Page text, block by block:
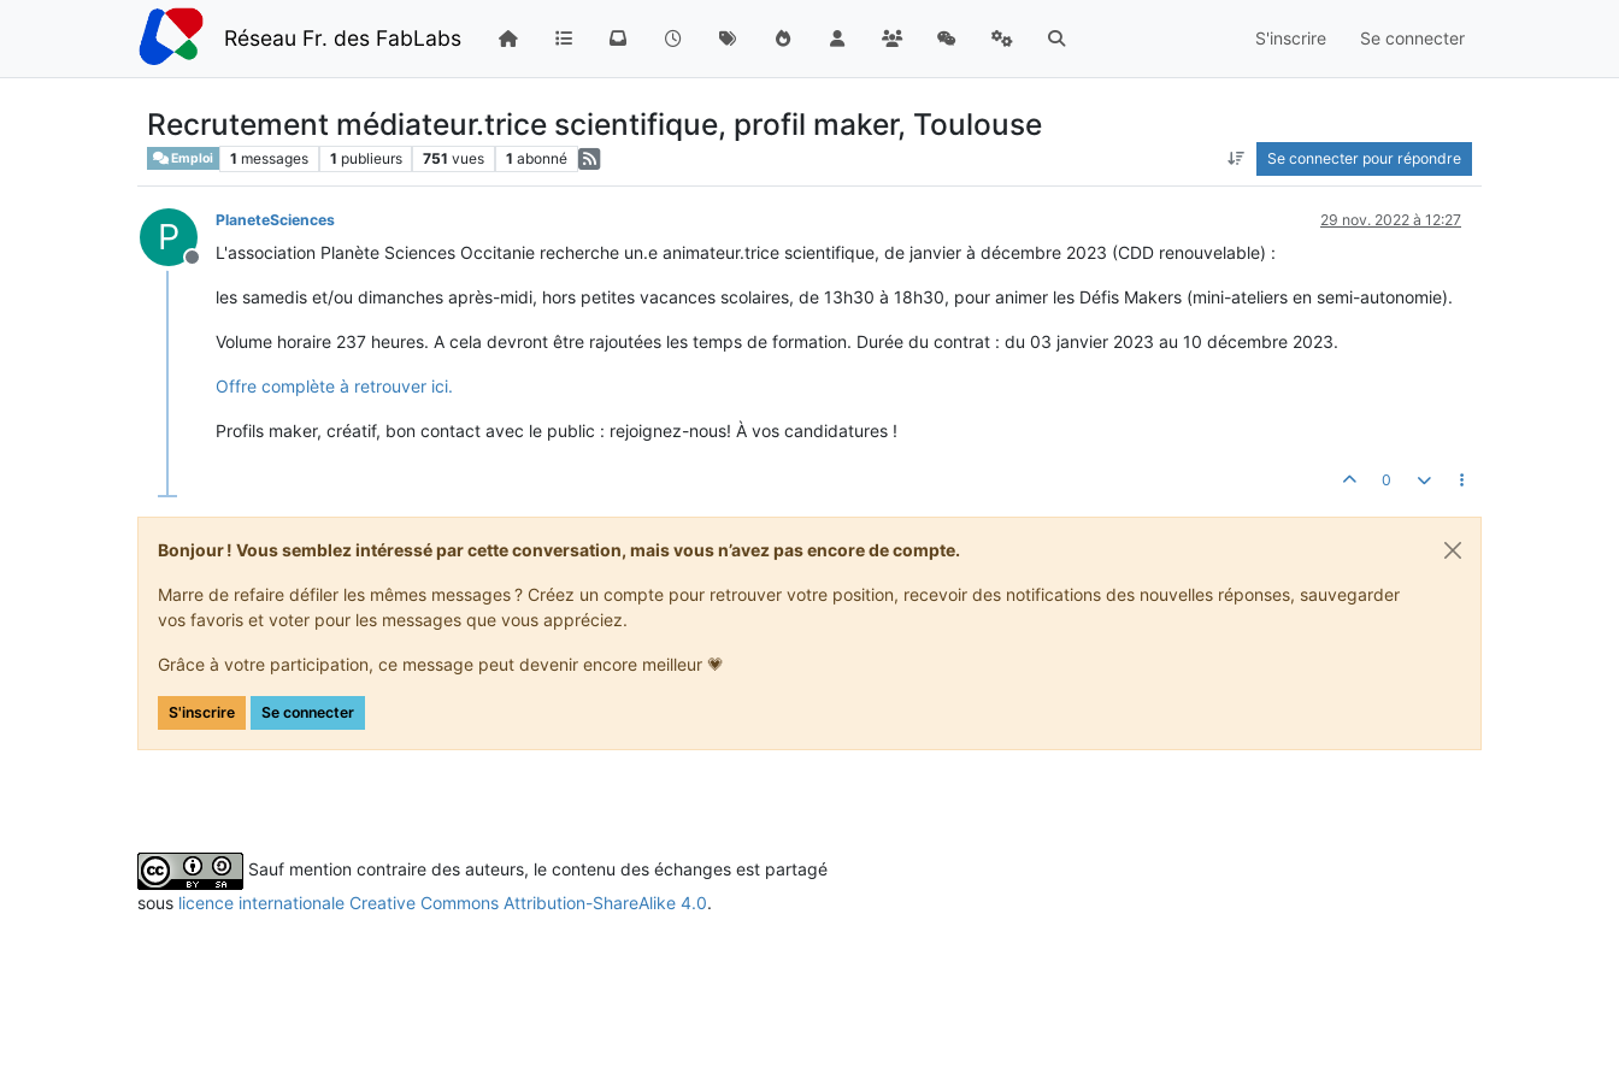
Réseau Fr. des FabLabs S'inscrire Se connecter
Recrutement médiateur.trice scientifique, profil maker, Toulouse
Emploi 1 messages 1 publieurs 751 vues 1 abonné Se connecter pour répondre
P
Hors-ligne
PlaneteSciences 29 nov. 2022 à 12:27
L'association Planète Sciences Occitanie recherche un.e animateur.trice scientifique, de janvier à décembre 2023 (CDD renouvelable) :
les samedis et/ou dimanches après-midi, hors petites vacances scolaires, de 13h30 à 18h30, pour animer les Défis Makers (mini-ateliers en semi-autonomie).
Volume horaire 237 heures. A cela devront être rajoutées les temps de formation. Durée du contrat : du 03 janvier 2023 au 10 décembre 2023.
Offre complète à retrouver ici.
Profils maker, créatif, bon contact avec le public : rejoignez-nous! À vos candidatures !
0
Bonjour ! Vous semblez intéressé par cette conversation, mais vous n’avez pas encore de compte.
Marre de refaire défiler les mêmes messages ? Créez un compte pour retrouver votre position, recevoir des notifications des nouvelles réponses, sauvegarder
vos favoris et voter pour les messages que vous appréciez.
Grâce à votre participation, ce message peut devenir encore meilleur 💗
S'inscrire Se connecter
Sauf mention contraire des auteurs, le contenu des échanges est partagé
sous licence internationale Creative Commons Attribution-ShareAlike 4.0.